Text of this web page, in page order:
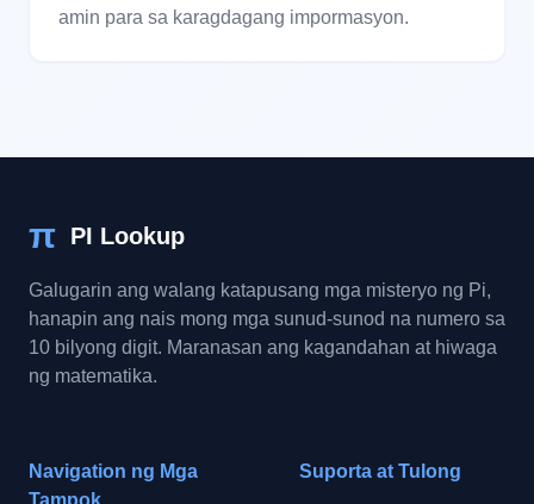
amin para sa karagdagang impormasyon.
π PI Lookup
Galugarin ang walang katapusang mga misteryo ng Pi,
hanapin ang nais mong mga sunud-sunod na numero sa
10 bilyong digit. Maranasan ang kagandahan at hiwaga
ng matematika.
Navigation ng Mga
Tampok
Suporta at Tulong